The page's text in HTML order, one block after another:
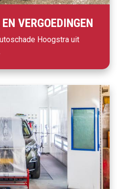
VERGOEDINGEN
Hoogstra uit